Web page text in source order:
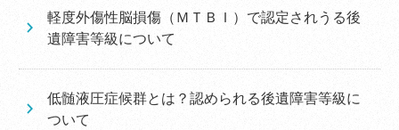
軽度外傷性脳損傷（ＭＴＢＩ）で認定されうる後
遺障害等級について
低髄液圧症候群とは？認められる後遺障害等級に
ついて